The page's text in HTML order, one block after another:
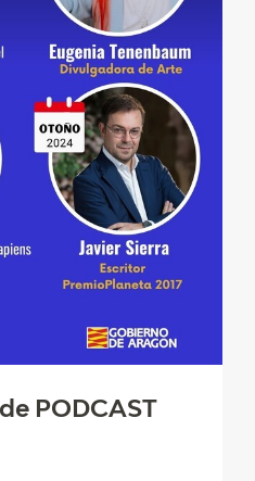
PODCAST